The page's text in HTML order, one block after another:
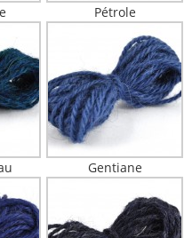
Pétrole
Gentiane